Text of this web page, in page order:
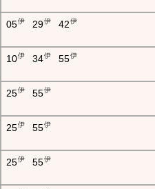
05伊 29伊 42 伊
10伊 34伊 55伊
25伊 55伊
25伊 55伊
25伊 55伊